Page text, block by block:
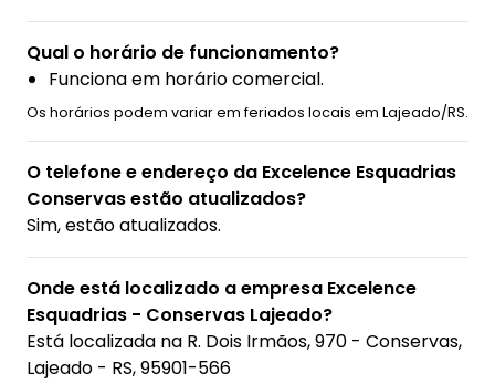
Qual o horário de funcionamento?
Funciona em horário comercial.
Os horários podem variar em feriados locais em Lajeado/RS.
O telefone e endereço da Excelence Esquadrias
Conservas estão atualizados?
Sim, estão atualizados.
Onde está localizado a empresa Excelence
Esquadrias - Conservas Lajeado?
Está localizada na R. Dois Irmãos, 970 - Conservas,
Lajeado - RS, 95901-566